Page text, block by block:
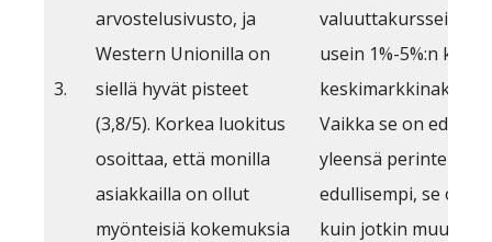
3.
arvostelusivusto, ja
Western Unionilla on
siellä hyvät pisteet
(3,8/5). Korkea luokitus
osoittaa, että monilla
asiakkailla on ollut
myönteisiä kokemuksia
valuuttakursseihin
usein 1%-5%:n
Vaikka se on
yleensä perinteisiä
edullisempi, se on
kuin jotkin muut